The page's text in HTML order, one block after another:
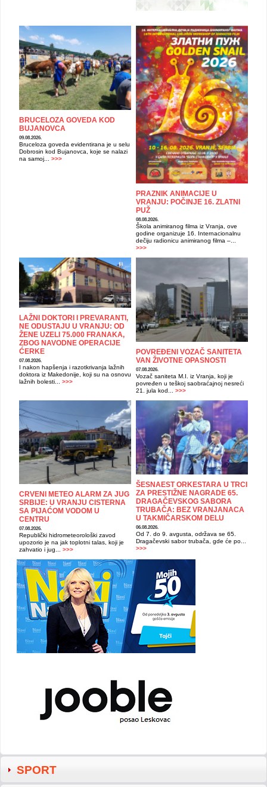
BRUCELOZA GOVEDA KOD
BUJANOVCA
09.08.2026.
Bruceloza goveda evidentirana je u selu
Dobrosin kod Bujanovca, koje se nalazi
na samoj... >>>
PRAZNIK ANIMACIJE U
VRANJU: POČINJE 16. ZLATNI
PUŽ
08.08.2026.
Škola animiranog filma iz Vranja, ove
godine organizuje 16. Internacionalnu
dečiju radionicu animiranog filma –...
>>>
LAŽNI DOKTORI I PREVARANTI,
NE ODUSTAJU U VRANJU: OD
ŽENE UZELI 75.000 FRANAKA,
ZBOG NAVODNE OPERACIJE
ĆERKE
07.08.2026.
I nakon hapšenja i razotkrivanja lažnih
doktora iz Makedonije, koji su na osnovu
lažnih bolesti... >>>
POVREĐENI VOZAČ SANITETA
VAN ŽIVOTNE OPASNOSTI
07.08.2026.
Vozač saniteta M.I. iz Vranja, koji je
povređen u teškoj saobraćajnoj nesreći
21. jula kod... >>>
CRVENI METEO ALARM ZA JUG
SRBIJE: U VRANJU CISTERNA
SA PIJAĆOM VODOM U
CENTRU
07.08.2026.
Republički hidrometeorološki zavod
upozorio je na jak toplotni talas, koji je
zahvatio i jug... >>>
ŠESNAEST ORKESTARA U TRCI
ZA PRESTIŽNE NAGRADE 65.
DRAGAČEVSKOG SABORA
TRUBAČA: BEZ VRANJANACA
U TAKMIČARSKOM DELU
06.08.2026.
Od 7. do 9. avgusta, održava se 65.
Dragačevski sabor trubača, gde će po...
>>>
SPORT